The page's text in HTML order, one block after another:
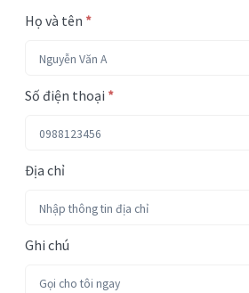
Họ và tên *
Số điện thoại *
Địa chỉ
Ghi chú